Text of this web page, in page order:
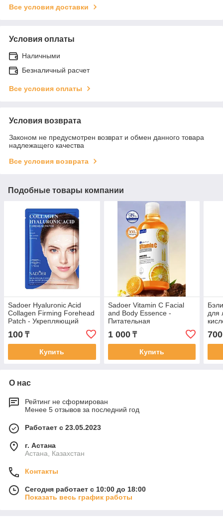
Все условия доставки
Условия оплаты
Наличными
Безналичный расчет
Все условия оплаты
Условия возврата
Законом не предусмотрен возврат и обмен данного товара
надлежащего качества
Все условия возврата
Подобные товары компании
Sadoer Hyaluronic Acid
Collagen Firming Forehead
Patch - Укрепляющий
коллагеновый патч для
лба с гиалуроновой
кислотой 10 гр
100 ₸
Купить
Sadoer Vitamin C Facial
and Body Essence -
Питательная
отбеливающая эссенция
для лица и тела с
витамином С 500 мл
1 000₸
Купить
для
700
О нас
Рейтинг не сформирован
Менее 5 отзывов за последний год
Работает с 23.05.2023
г. Астана
Астана, Казахстан
Контакты
Сегодня работает с 10:00 до 18:00
Показать весь график работы